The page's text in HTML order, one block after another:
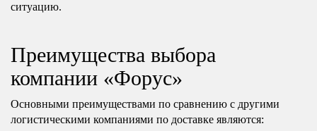
ситуацию.
Преимущества выбора
компании «Форус»
Основными преимуществами по сравнению с другими
логистическими компаниями по доставке являются: